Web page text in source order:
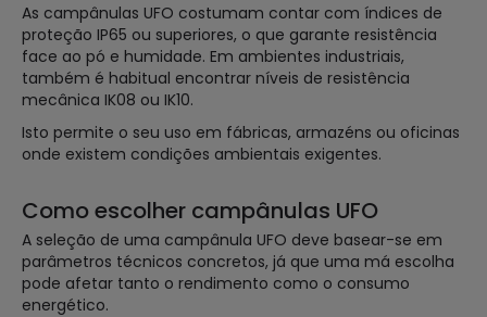
As campânulas UFO costumam contar com índices de
proteção IP65 ou superiores, o que garante resistência
face ao pó e humidade. Em ambientes industriais,
também é habitual encontrar níveis de resistência
mecânica IK08 ou IK10.
Isto permite o seu uso em fábricas, armazéns ou oficinas
onde existem condições ambientais exigentes.
Como escolher campânulas UFO
A seleção de uma campânula UFO deve basear-se em
parâmetros técnicos concretos, já que uma má escolha
pode afetar tanto o rendimento como o consumo
energético.